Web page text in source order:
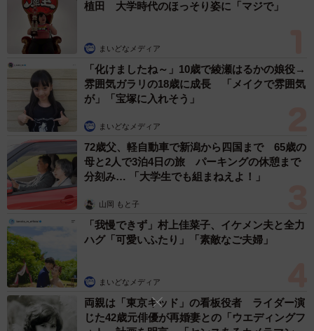
文字クッキーは花粉への怒りと、ロールケーキに立てか
けたら面白そう、という気持ちで作ってました。結局文字
クッキー全て作るのに2時間の長丁場となりましたが。
4/5
植田 大学時代のほっそり姿に「マジで」
まいどなメディア
「化けましたね～」10歳で綾瀬はるかの娘役→
雰囲気ガラリの18歳に成長 「メイクで雰囲気
が」「宝塚に入れそう」
まいどなメディア
72歳父、軽自動車で新潟から四国まで 65歳の
母と2人で3泊4日の旅 パーキングの休憩まで
分刻み… 「大学生でも組まねえよ！」
山岡 もと子
「我慢できず」村上佳菜子、イケメン夫と全力
ハグ「可愛いふたり」「素敵なご夫婦」
まいどなメディア
両親は「東京キッド」の看板役者 ライダー演
じた42歳元俳優が再婚妻との「ウエディングフ